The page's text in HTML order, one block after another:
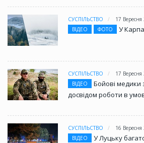
СУСПІЛЬСТВО
17
ВІДЕО
ФОТО У
СУСПІЛЬСТВО
17
ВІДЕО
Бойові медики
досвідом роботи в
СУСПІЛЬСТВО
16
ВІДЕО
У Луцьку